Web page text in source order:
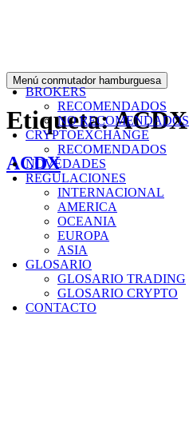
BROKERS
RECOMENDADOS
NO RECOMENDADOS
CRYPTOEXCHANGE
RECOMENDADOS
NOVEDADES
REGULACIONES
INTERNACIONAL
AMERICA
OCEANIA
EUROPA
ASIA
GLOSARIO
GLOSARIO TRADING
GLOSARIO CRYPTO
CONTACTO
Menú conmutador hamburguesa
Etiqueta:ACDX
ACDX